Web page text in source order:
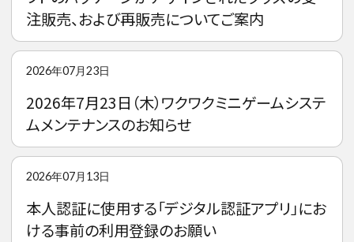
注販売、および再販売についてご案内
2026年07月23日
2026年7月23日（木）ワクワクミニゲームシステ
ムメンテナンスのお知らせ
2026年07月13日
本人認証に使用する「デジタル認証アプリ」にお
ける事前の利用登録のお願い